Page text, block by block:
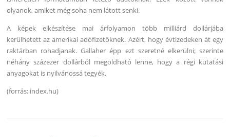
olyanok, amiket még soha nem látott senki.
A képek elkészítése mai árfolyamon több milliárd dollárjába
kerülhetett az amerikai adófizetőknek. Azért, hogy évtizedeken át egy
raktárban rohadjanak. Gallaher épp ezt szeretné elkerülni; szerinte
néhány százezer dollárból megoldható lenne, hogy a régi kutatási
anyagokat is nyilvánossá tegyék.
(forrás: index.hu)